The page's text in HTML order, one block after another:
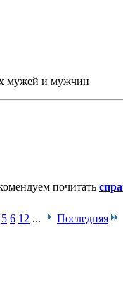
мужей и мужчин
почитать
5 6 12 ... Последняя